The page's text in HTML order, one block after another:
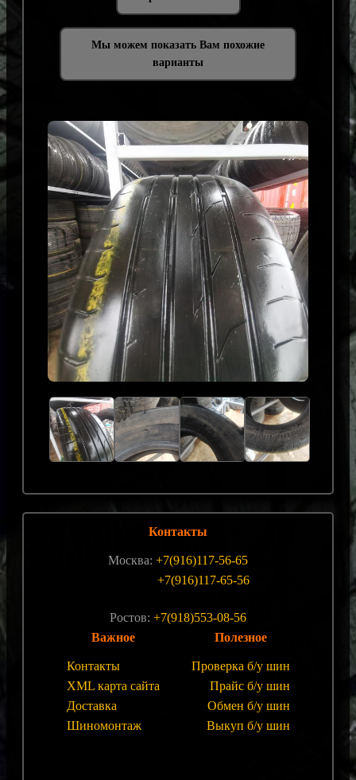
Мы можем показать Вам похожие
варианты
Контакты
Москва: +7(916)117-56-65
+7(916)117-65-56
Ростов: +7(918)553-08-56
Важное
Контакты
XML карта сайта
Доставка
Шиномонтаж
Полезное
Проверка б/у шин
Прайс б/у шин
Обмен б/у шин
Выкуп б/у шин